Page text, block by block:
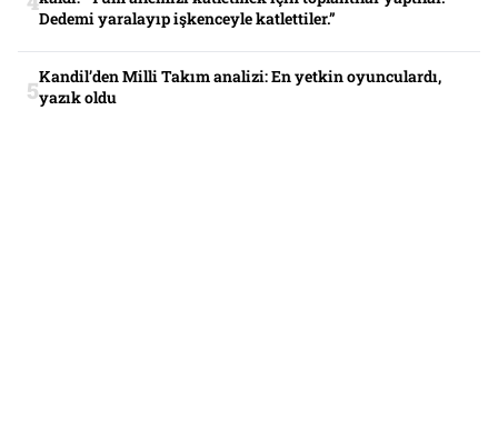
Dedemi yaralayıp işkenceyle katlettiler.”
Kandil’den Milli Takım analizi: En yetkin oyunculardı,
yazık oldu